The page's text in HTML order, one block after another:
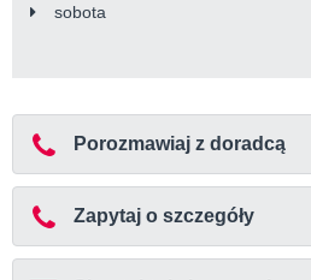
sobota
Porozmawiaj z doradcą
Zapytaj o szczegóły